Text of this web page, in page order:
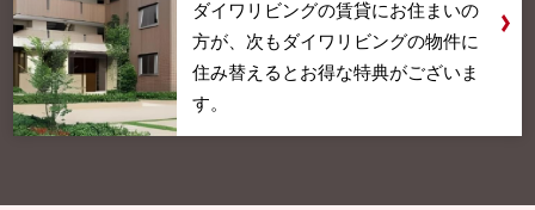
ダイワリビングの賃貸にお住まいの
方が、次もダイワリビングの物件に
住み替えるとお得な特典がございま
す。